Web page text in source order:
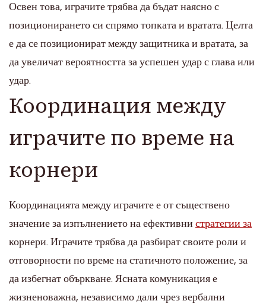
Освен това, играчите трябва да бъдат наясно с
позиционирането си спрямо топката и вратата. Целта
е да се позиционират между защитника и вратата, за
да увеличат вероятността за успешен удар с глава или
удар.
Координация между
играчите по време на
корнери
Координацията между играчите е от съществено
значение за изпълнението на ефективни стратегии за
корнери. Играчите трябва да разбират своите роли и
отговорности по време на статичното положение, за
да избегнат объркване. Ясната комуникация е
жизненоважна, независимо дали чрез вербални